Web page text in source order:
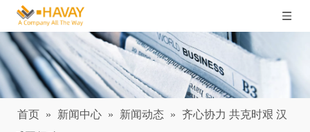
首页 » 新闻中心 » 新闻动态 » 齐心协力 共克时艰 汉